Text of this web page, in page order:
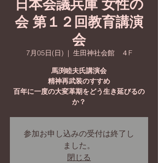
日本会議兵庫 女性の
会 第１２回教育講演
会
7月05日(日)
  |
生田神社会館 ４F
馬渕睦夫氏講演会
精神再武装のすすめ
百年に一度の大変革期をどう生き延びるの
か？
参加お申し込みの受付は終了し
ました。
閉じる